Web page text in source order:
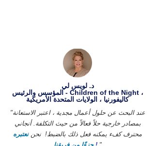
د. لويس لي
المؤسس والرئيس - Children of the Night ،
كاليفورنيا ، الولايات المتحدة الأمريكية
"عند البحث عن حلول أعمال مجدية ، اعتبر الاستعانة
بمصادر خارجية حلاً فعالاً من حيث التكلفة. أنجاني
محترف كفء يمكنه فعل ذلك بالضبط! نحن نعتبره